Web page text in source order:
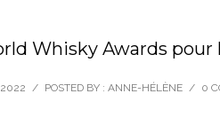
Whisky Awards pour
/ POSTED BY : ANNE-HÉLÈNE / 0